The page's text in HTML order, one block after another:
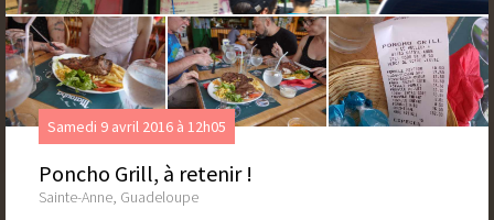
Samedi 9 avril 2016 à 12h05
Poncho Grill, à retenir !
Sainte-Anne, Guadeloupe